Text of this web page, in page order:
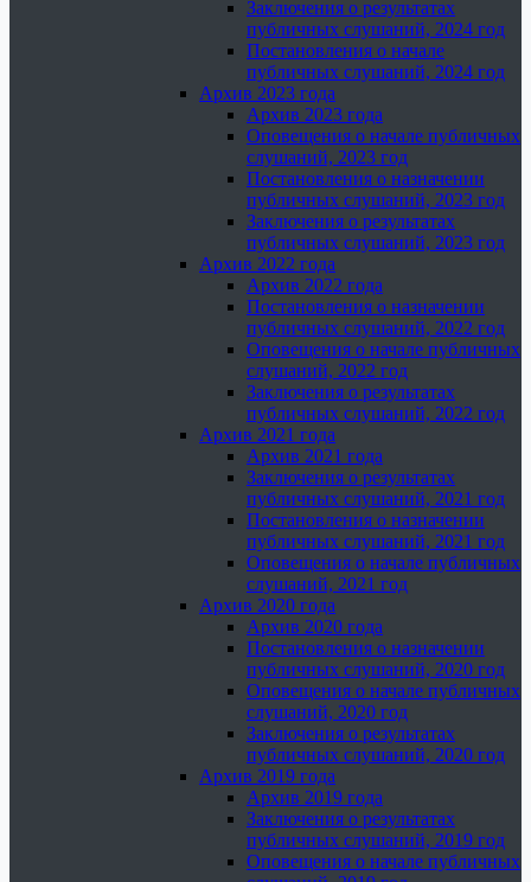
Заключения о результатах
публичных слушаний, 2024 год
Постановления о начале
публичных слушаний, 2024 год
Архив 2023 года
Архив 2023 года
Оповещения о начале публичных
слушаний, 2023 год
Постановления о назначении
публичных слушаний, 2023 год
Заключения о результатах
публичных слушаний, 2023 год
Архив 2022 года
Архив 2022 года
Постановления о назначении
публичных слушаний, 2022 год
Оповещения о начале публичных
слушаний, 2022 год
Заключения о результатах
публичных слушаний, 2022 год
Архив 2021 года
Архив 2021 года
Заключения о результатах
публичных слушаний, 2021 год
Постановления о назначении
публичных слушаний, 2021 год
Оповещения о начале публичных
слушаний, 2021 год
Архив 2020 года
Архив 2020 года
Постановления о назначении
публичных слушаний, 2020 год
Оповещения о начале публичных
слушаний, 2020 год
Заключения о результатах
публичных слушаний, 2020 год
Архив 2019 года
Архив 2019 года
Заключения о результатах
публичных слушаний, 2019 год
Оповещения о начале публичных